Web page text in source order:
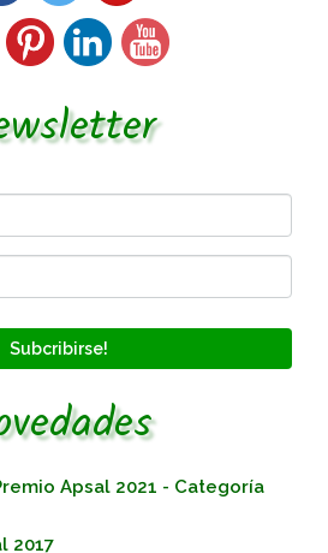
Subcribirse!
Apsal 2021 - Categoría
2017